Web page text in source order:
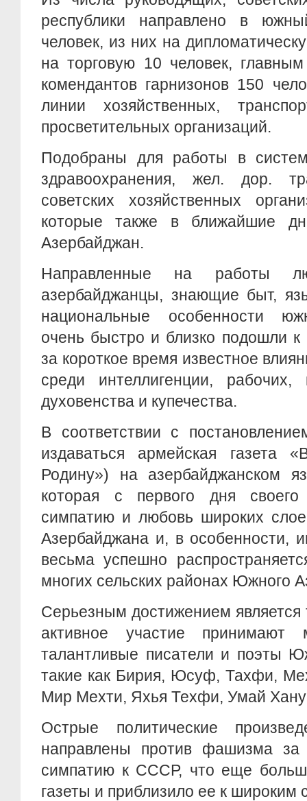
республики направлено в
человек, из них на
на торговую 10 человек,
комендантов гарнизонов 150
линии хозяйственных,
просветительных организаций.
Подобраны для работы в
здравоохранения, жел. дор.
советских хозяйственных
которые также в ближайшие
Азербайджан.
Направленные на работы
азербайджанцы, знающие быт,
национальные особенности
очень быстро и близко подошли к
за короткое время известное
среди интеллигенции, рабочих,
духовенства и купечества.
В соответствии с
издаваться армейская газета
Родину») на азербайджанском
которая с первого дня своего
симпатию и любовь широких
Азербайджана и, в особенности,
весьма успешно
многих сельских районах Южного
Серьезным достижением является
активное участие
талантливые писатели и поэты
такие как Бирия, Юсуф, Тахфи,
Мир Мехти, Яхья Техфи, Умай
Острые политические
направлены против фашизма
симпатию к СССР, что еще
газеты и приблизило ее к широким